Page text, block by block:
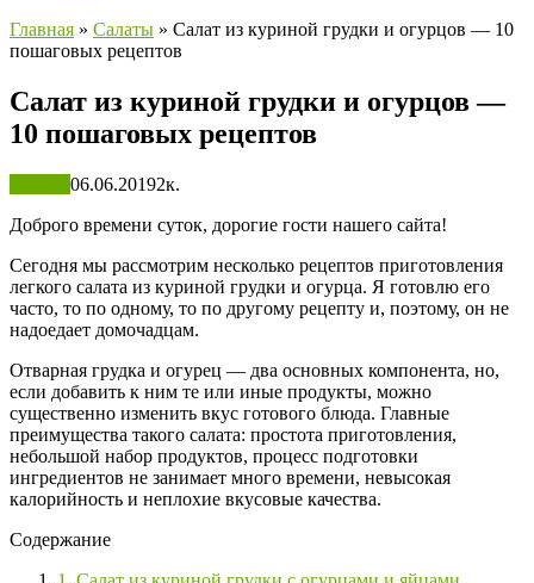
Главная » Салаты » Салат из куриной грудки и огурцов — 10
пошаговых рецептов
Салат из куриной грудки и огурцов —
10 пошаговых рецептов
06.06.20192к.
Доброго времени суток, дорогие гости нашего сайта!
Сегодня мы рассмотрим несколько рецептов приготовления
легкого салата из куриной грудки и огурца. Я готовлю его
часто, то по одному, то по другому рецепту и, поэтому, он не
надоедает домочадцам.
Отварная грудка и огурец — два основных компонента, но,
если добавить к ним те или иные продукты, можно
существенно изменить вкус готового блюда. Главные
преимущества такого салата: простота приготовления,
небольшой набор продуктов, процесс подготовки
ингредиентов не занимает много времени, невысокая
калорийность и неплохие вкусовые качества.
Содержание